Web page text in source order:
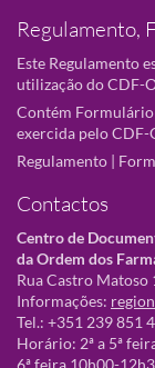
Regulamento,
Este Regulamento
utilização do CDF-
Contém Formulário
exercida pelo CDF-
Regulamento |
Contactos
Centro de
da Ordem dos
Rua Castro
Informações:
Tel.: +351 239 851
Horário: 2ª a 5ª